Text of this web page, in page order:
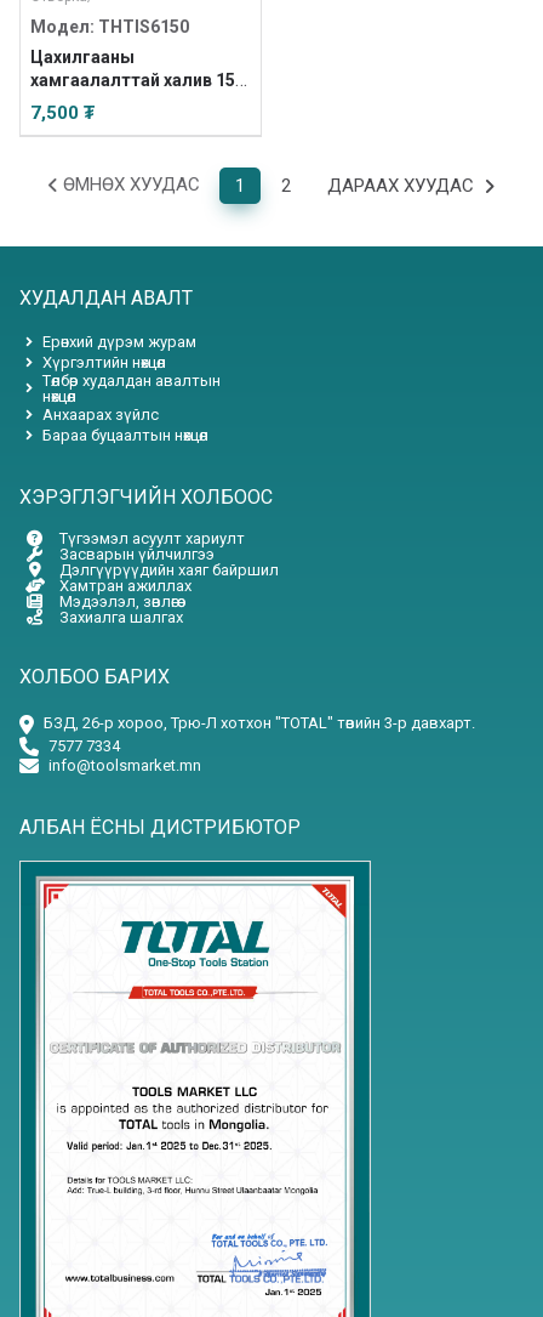
Модел: THTIS6150
Цахилгааны
хамгаалалттай халив 150
/INDUSTRIAL/
7,500 ₮
ӨМНӨХ ХУУДАС 1 2 ДАРААХ ХУУДАС
ХУДАЛДАН АВАЛТ
Ерөнхий дүрэм журам
Хүргэлтийн нөхцөл
Төлбөр худалдан авалтын
нөхцөл
Анхаарах зүйлс
Бараа буцаалтын нөхцөл
ХЭРЭГЛЭГЧИЙН ХОЛБООС
Түгээмэл асуулт хариулт
Засварын үйлчилгээ
Дэлгүүрүүдийн хаяг байршил
Хамтран ажиллах
Мэдээлэл, зөвлөгөө
Захиалга шалгах
ХОЛБОО БАРИХ
БЗД, 26-р хороо, Трю-Л хотхон "TOTAL" төвийн 3-р давхарт.
7577 7334
info@toolsmarket.mn
АЛБАН ЁСНЫ ДИСТРИБЮТОР